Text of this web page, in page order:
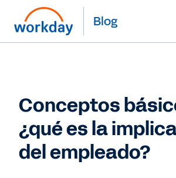
Blog
Conceptos
¿qué es la
del empleado?